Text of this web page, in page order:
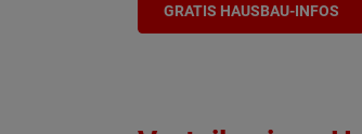
GRATIS HAUSBAU-INFOS